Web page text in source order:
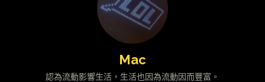
Mac
認為流動影響生活，生活也因為流動因而豐富。